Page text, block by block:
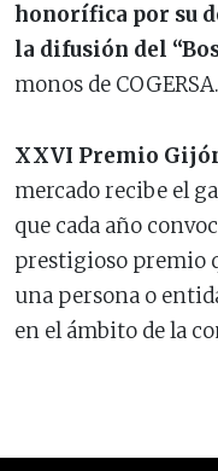
honorífica por su
la difusión del
monos de COGERSA.
XXVI Premio
mercado recibe el
que cada año
prestigioso premio
una persona o
en el ámbito de la